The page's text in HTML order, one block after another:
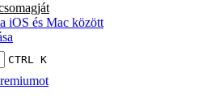
CTRL K
iOS és Mac között